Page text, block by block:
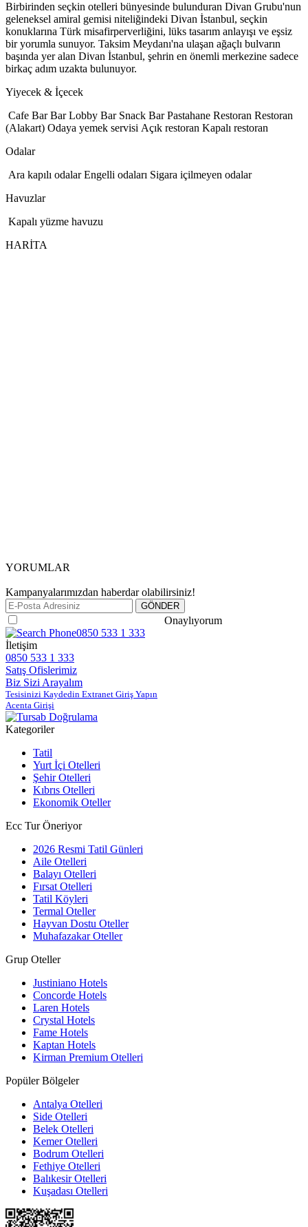
Birbirinden seçkin otelleri bünyesinde bulunduran Divan Grubu'nun
geleneksel amiral gemisi niteliğindeki Divan İstanbul, seçkin
konuklarına Türk misafirperverliğini, lüks tasarım anlayışı ve eşsiz
bir yorumla sunuyor. Taksim Meydanı'na ulaşan ağaçlı bulvarın
başında yer alan Divan İstanbul, şehrin en önemli merkezine sadece
birkaç adım uzakta bulunuyor.
Yiyecek & İçecek
Cafe BarBarLobby BarSnack BarPastahane Restoran Restoran
(Alakart) Odaya yemek servisi Açık restoran Kapalı restoran
Odalar
Ara kapılı odalarEngelli odaları Sigara içilmeyen odalar
Havuzlar
Kapalı yüzme havuzu
HARİTA
YORUMLAR
Kampanyalarımızdan haberdar olabilirsiniz!
Onaylıyorum
0850 533 1 333
İletişim
0850 533 1 333
Satış Ofislerimiz
Biz Sizi Arayalım
Tesisinizi Kaydedin Extranet Giriş Yapın
Acenta Girişi
Kategoriler
Tatil
Yurt İçi Otelleri
Şehir Otelleri
Kıbrıs Otelleri
Ekonomik Oteller
Ecc Tur Öneriyor
2026 Resmi Tatil Günleri
Aile Otelleri
Balayı Otelleri
Fırsat Otelleri
Tatil Köyleri
Termal Oteller
Hayvan Dostu Oteller
Muhafazakar Oteller
Grup Oteller
Justiniano Hotels
Concorde Hotels
Laren Hotels
Crystal Hotels
Fame Hotels
Kaptan Hotels
Kirman Premium Otelleri
Popüler Bölgeler
Antalya Otelleri
Side Otelleri
Belek Otelleri
Kemer Otelleri
Bodrum Otelleri
Fethiye Otelleri
Balıkesir Otelleri
Kuşadası Otelleri